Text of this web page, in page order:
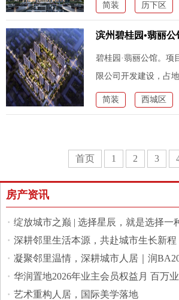
简装 历下区
滨州碧桂园•翡丽公
碧桂园·翡丽公馆。项
限公司开发建设，占
率2，绿化率
简装 西城区
首页
1 2 3
房产资讯
· 绽放城市之巅 | 选择星辰，就是选择一
· 深耕邻里生活本源，共赴城市生长新程
· 凝聚邻里温情，深耕城市人居｜润
· 华润置地2026年业主会员权益月 百万
· 艺术重构人居，国际美学落地